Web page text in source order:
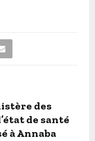
des
de santé
à Annaba